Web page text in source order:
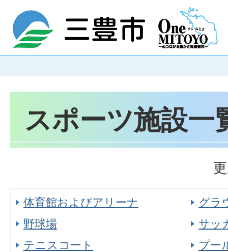
スポーツ施設一
体育館およびアリーナ
グラ
野球場
サッ
テニスコート
プー